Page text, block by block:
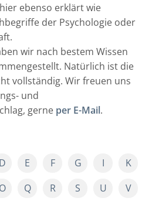
ebenso erklärt wie
der Psychologie oder
wir nach bestem Wissen
Natürlich ist die
vollständig. Wir freuen uns
und
gerne per E-Mail.
D E F G I
K
O Q R S U
V